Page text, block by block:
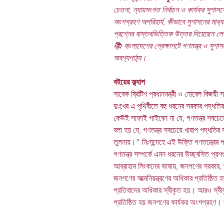
চেতনা, ন্যায়সংগত নির্বাচন ও কার্যকর
অংশগ্রহণ অপরিহার্য, কীভাবে সুশাসনের
প্রশ্নের বাস্তবভিত্তিক উত্তর দিয়েছেন
📚 বাংলাদেশের প্রেক্ষাপটে গণতন্ত্র ও
অবশ্যপাঠ্য।
বইয়ের ফ্ল্যাপ
সাবেক ব্রিটিশ প্রধানমন্ত্রী ও নোবেল
দুঃখের এ পৃথিবীতে বহু ধরনের সরকার
কেউই সাফাই গাইবেন না যে, গণতন্ত্র
বলা হয় যে, গণতন্ত্র সবচেয়ে খারাপ
তুলনায়।” নিঃসন্দেহে এই উক্তি গণতন্ত্রের
গণতন্ত্র সম্পর্কে এমন ধরনের উচ্ছ্বসিত
আব্রাহাম লিংকনের ভাষায়, জনগণের
জনগণের আত্মনিয়ন্ত্রণের অধিকার প্রতিষ্ঠিত
প্রতিবাদের অধিকার স্বীকৃত হয়। আরও
প্রতিষ্ঠিত হয় জনগণের কার্যকর অংশগ্রহণ।